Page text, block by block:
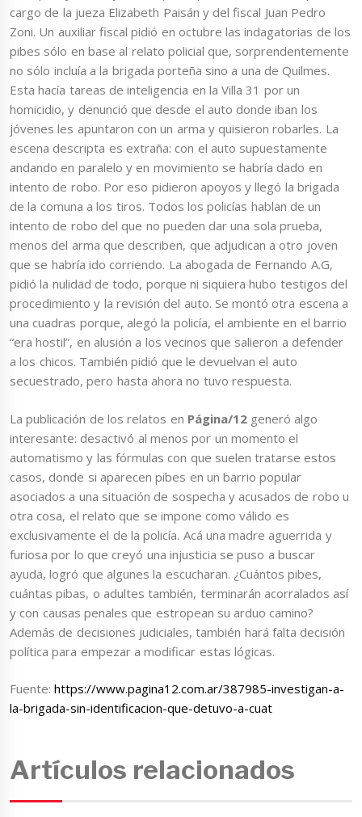
cargo de la jueza Elizabeth Paisán y del fiscal Juan Pedro
Zoni. Un auxiliar fiscal pidió en octubre las indagatorias de los
pibes sólo en base al relato policial que, sorprendentemente
no sólo incluía a la brigada porteña sino a una de Quilmes.
Esta hacía tareas de inteligencia en la Villa 31 por un
homicidio, y denunció que desde el auto donde iban los
jóvenes les apuntaron con un arma y quisieron robarles. La
escena descripta es extraña: con el auto supuestamente
andando en paralelo y en movimiento se habría dado en
intento de robo. Por eso pidieron apoyos y llegó la brigada
de la comuna a los tiros. Todos los policías hablan de un
intento de robo del que no pueden dar una sola prueba,
menos del arma que describen, que adjudican a otro joven
que se habría ido corriendo. La abogada de Fernando A.G,
pidió la nulidad de todo, porque ni siquiera hubo testigos del
procedimiento y la revisión del auto. Se montó otra escena a
una cuadras porque, alegó la policía, el ambiente en el barrio
“era hostil”, en alusión a los vecinos que salieron a defender
a los chicos. También pidió que le devuelvan el auto
secuestrado, pero hasta ahora no tuvo respuesta.
La publicación de los relatos en Página/12 generó algo
interesante: desactivó al menos por un momento el
automatismo y las fórmulas con que suelen tratarse estos
casos, donde si aparecen pibes en un barrio popular
asociados a una situación de sospecha y acusados de robo u
otra cosa, el relato que se impone como válido es
exclusivamente el de la policía. Acá una madre aguerrida y
furiosa por lo que creyó una injusticia se puso a buscar
ayuda, logró que algunes la escucharan. ¿Cuántos pibes,
cuántas pibas, o adultes también, terminarán acorralados así
y con causas penales que estropean su arduo camino?
Además de decisiones judiciales, también hará falta decisión
política para empezar a modificar estas lógicas.
Fuente:https://www.pagina12.com.ar/387985-investigan-a-
la-brigada-sin-identificacion-que-detuvo-a-cuat
Artículos relacionados